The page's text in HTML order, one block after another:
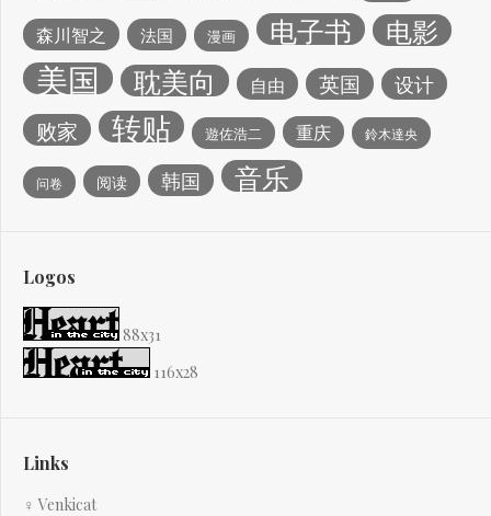
森川智之 法国 漫画 电子书 电影
美国 耽美向 自由 英国 设计
败家 转贴 遊佐浩二 重庆 鈴木達央
问卷 阅读 韩国 音乐
Logos
88x31
116x28
Links
♀ Venkicat